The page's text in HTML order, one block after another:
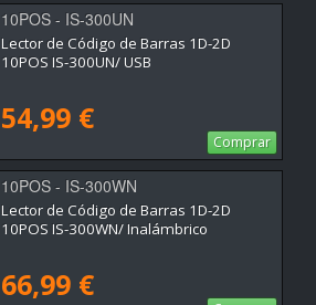
10POS - IS-300UN
Lector de Código de Barras 1D-2D
10POS IS-300UN/ USB
54,99 €
Comprar
10POS - IS-300WN
Lector de Código de Barras 1D-2D
10POS IS-300WN/ Inalámbrico
66,99 €